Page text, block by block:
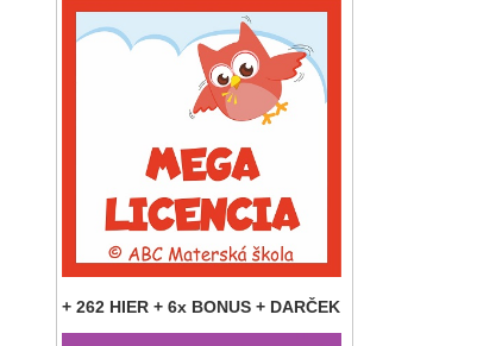
+ 262 HIER + 6x BONUS + DARČEK